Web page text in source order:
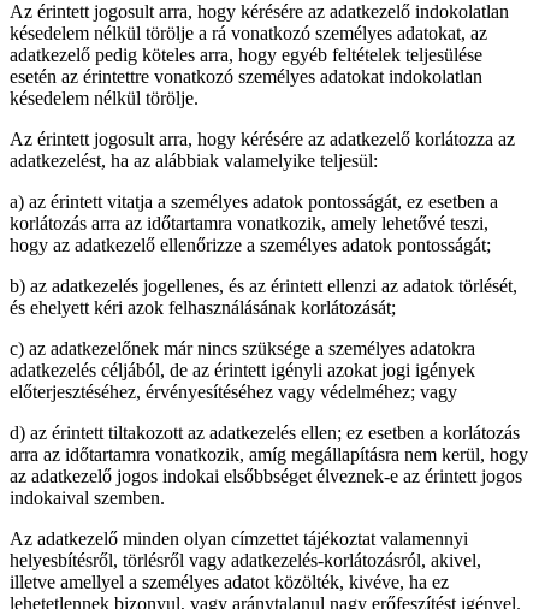
Az érintett jogosult arra, hogy kérésére az adatkezelő indokolatlan
késedelem nélkül törölje a rá vonatkozó személyes adatokat, az
adatkezelő pedig köteles arra, hogy egyéb feltételek teljesülése
esetén az érintettre vonatkozó személyes adatokat indokolatlan
késedelem nélkül törölje.
Az érintett jogosult arra, hogy kérésére az adatkezelő korlátozza az
adatkezelést, ha az alábbiak valamelyike teljesül:
a) az érintett vitatja a személyes adatok pontosságát, ez esetben a
korlátozás arra az időtartamra vonatkozik, amely lehetővé teszi,
hogy az adatkezelő ellenőrizze a személyes adatok pontosságát;
b) az adatkezelés jogellenes, és az érintett ellenzi az adatok törlését,
és ehelyett kéri azok felhasználásának korlátozását;
c) az adatkezelőnek már nincs szüksége a személyes adatokra
adatkezelés céljából, de az érintett igényli azokat jogi igények
előterjesztéséhez, érvényesítéséhez vagy védelméhez; vagy
d) az érintett tiltakozott az adatkezelés ellen; ez esetben a korlátozás
arra az időtartamra vonatkozik, amíg megállapításra nem kerül, hogy
az adatkezelő jogos indokai elsőbbséget élveznek-e az érintett jogos
indokaival szemben.
Az adatkezelő minden olyan címzettet tájékoztat valamennyi
helyesbítésről, törlésről vagy adatkezelés-korlátozásról, akivel,
illetve amellyel a személyes adatot közölték, kivéve, ha ez
lehetetlennek bizonyul, vagy aránytalanul nagy erőfeszítést igényel.